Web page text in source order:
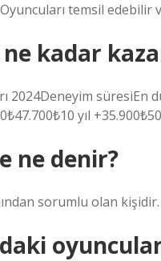
temsil edebilir
ne kadar
2024Deneyim süresiEn
yıl
ne denir?
sorumlu olan kişidir.